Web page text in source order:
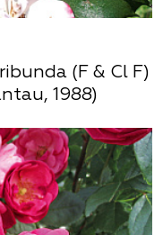
(F & Cl F)
1988)